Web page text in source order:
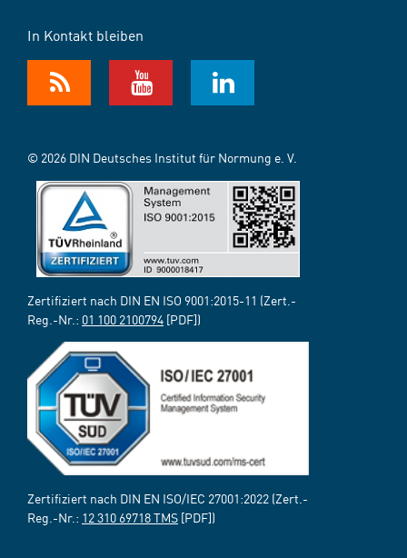
In Kontakt bleiben
© 2026 DIN Deutsches Institut für Normung e. V.
Zertifiziert nach DIN EN ISO 9001:2015-11 (Zert.-
Reg.-Nr.: 01 100 2100794 [PDF])
Zertifiziert nach DIN EN ISO/IEC 27001:2022 (Zert.-
Reg.-Nr.: 12 310 69718 TMS [PDF])